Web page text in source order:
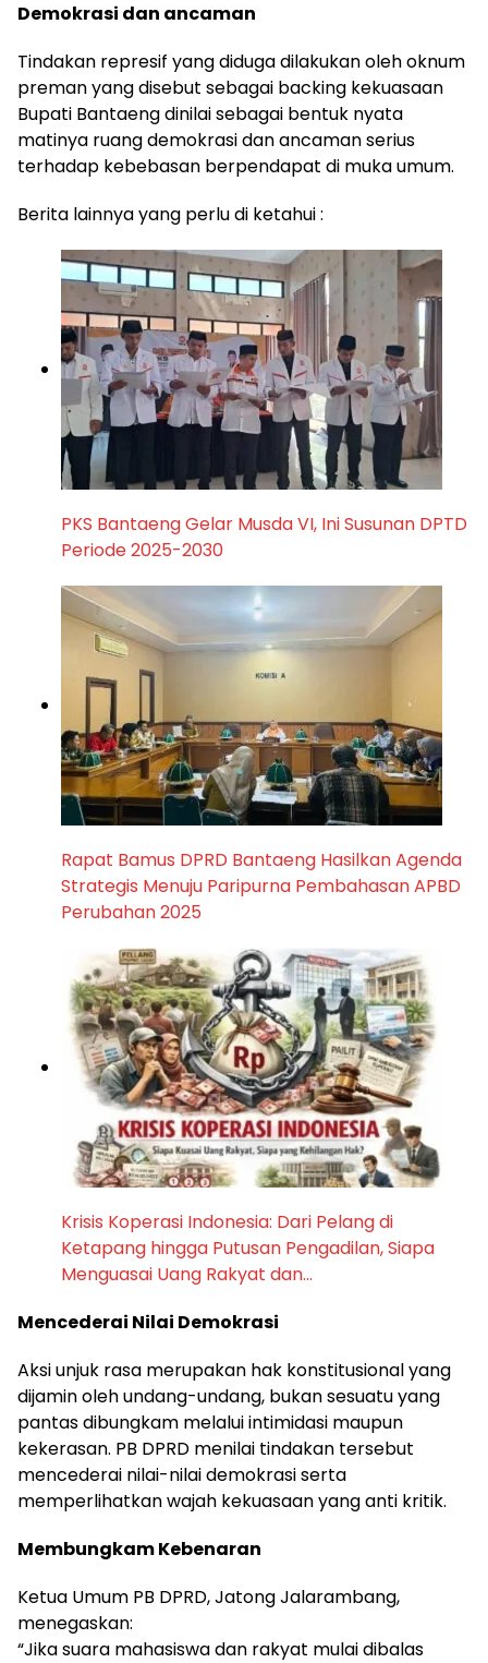
Demokrasi dan ancaman
Tindakan represif yang diduga dilakukan oleh oknum
preman yang disebut sebagai backing kekuasaan
Bupati Bantaeng dinilai sebagai bentuk nyata
matinya ruang demokrasi dan ancaman serius
terhadap kebebasan berpendapat di muka umum.
Berita lainnya yang perlu di ketahui :
PKS Bantaeng Gelar Musda VI, Ini Susunan DPTD
Periode 2025-2030
Rapat Bamus DPRD Bantaeng Hasilkan Agenda
Strategis Menuju Paripurna Pembahasan APBD
Perubahan 2025
Krisis Koperasi Indonesia: Dari Pelang di
Ketapang hingga Putusan Pengadilan, Siapa
Menguasai Uang Rakyat dan…
Mencederai Nilai Demokrasi
Aksi unjuk rasa merupakan hak konstitusional yang
dijamin oleh undang-undang, bukan sesuatu yang
pantas dibungkam melalui intimidasi maupun
kekerasan. PB DPRD menilai tindakan tersebut
mencederai nilai-nilai demokrasi serta
memperlihatkan wajah kekuasaan yang anti kritik.
Membungkam Kebenaran
Ketua Umum PB DPRD, Jatong Jalarambang,
menegaskan:
“Jika suara mahasiswa dan rakyat mulai dibalas